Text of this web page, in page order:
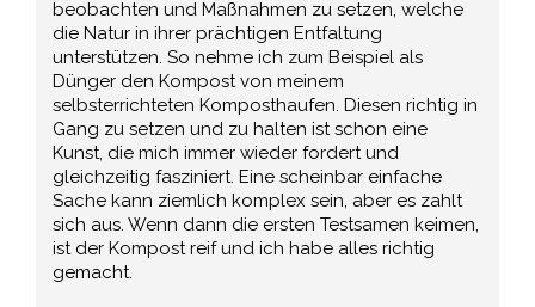
beobachten und Maßnahmen zu setzen, welche
die Natur in ihrer prächtigen Entfaltung
unterstützen. So nehme ich zum Beispiel als
Dünger den Kompost von meinem
selbsterrichteten Komposthaufen. Diesen richtig in
Gang zu setzen und zu halten ist schon eine
Kunst, die mich immer wieder fordert und
gleichzeitig fasziniert. Eine scheinbar einfache
Sache kann ziemlich komplex sein, aber es zahlt
sich aus. Wenn dann die ersten Testsamen keimen,
ist der Kompost reif und ich habe alles richtig
gemacht.